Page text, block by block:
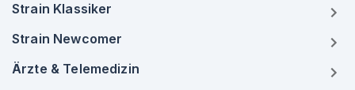
Strain Klassiker
Strain Newcomer
Ärzte & Telemedizin